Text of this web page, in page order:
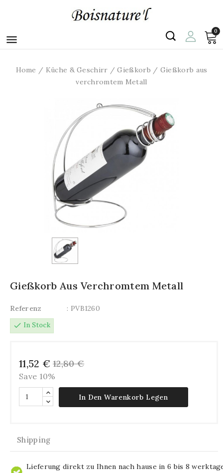

0
Home Küche & Geschirr Gießkorb
Gießkorb aus
verchromtem Metall
Gießkorb Aus Verchromtem Metall
Referenz
: PVB1260
check In Stock
11,52 € 12,80 €
Save 10%
In Den Warenkorb Legen
Shipping
Lieferung direkt zu Ihnen nach hause in 6 bis 8